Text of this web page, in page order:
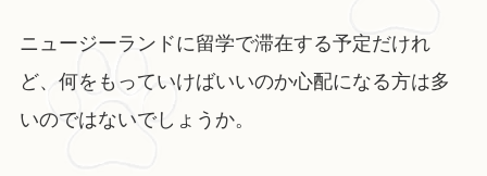
ニュージーランドに留学で滞在する予定だけれ
ど、何をもっていけばいいのか心配になる方は多
いのではないでしょうか。